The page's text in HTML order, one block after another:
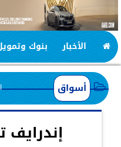
الأخبار بنوك
أسواق
إندرايف